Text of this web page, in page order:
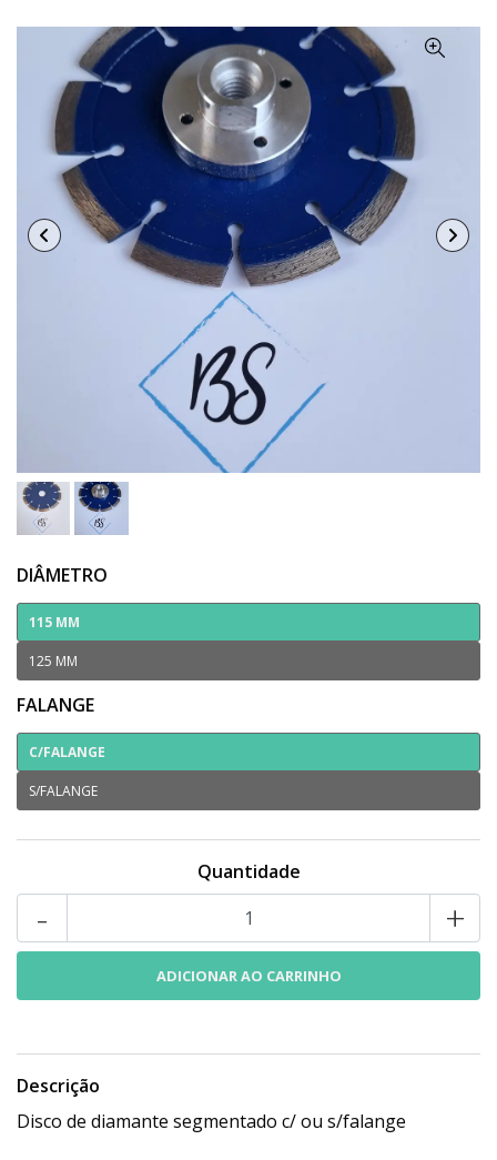
DIÂMETRO
115 MM
125 MM
FALANGE
C/FALANGE
S/FALANGE
Quantidade
- +
Descrição
Disco de diamante segmentado c/ ou s/falange